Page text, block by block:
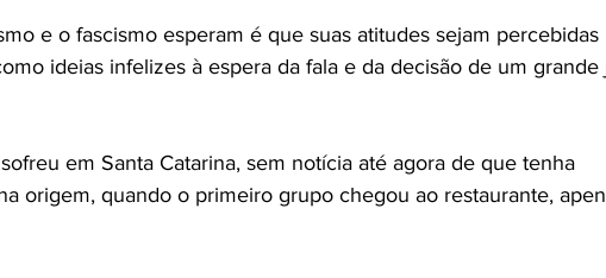
e o fascismo esperam é que suas atitudes sejam percebidas
ideias infelizes à espera da fala e da decisão de um grande
em Santa Catarina, sem notícia até agora de que tenha
origem, quando o primeiro grupo chegou ao restaurante,